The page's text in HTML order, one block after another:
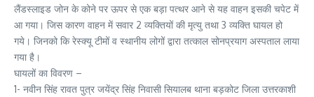
लैंडस्लाइड जोन के कोने पर ऊपर से एक बड़ा पत्थर आने से यह वाहन इसकी चपेट में
आ गया। जिस कारण वाहन में सवार 2 व्यक्तियों की मृत्यु तथा 3 व्यक्ति घायल हो
गये। जिनको कि रेस्क्यू टीमों व स्थानीय लोगों द्वारा तत्काल सोनप्रयाग अस्पताल लाया
गया है।
घायलों का विवरण –
1- नवीन सिंह रावत पुत्र जयेंद्र सिंह निवासी सियालब थाना बड़कोट जिला उत्तरकाशी